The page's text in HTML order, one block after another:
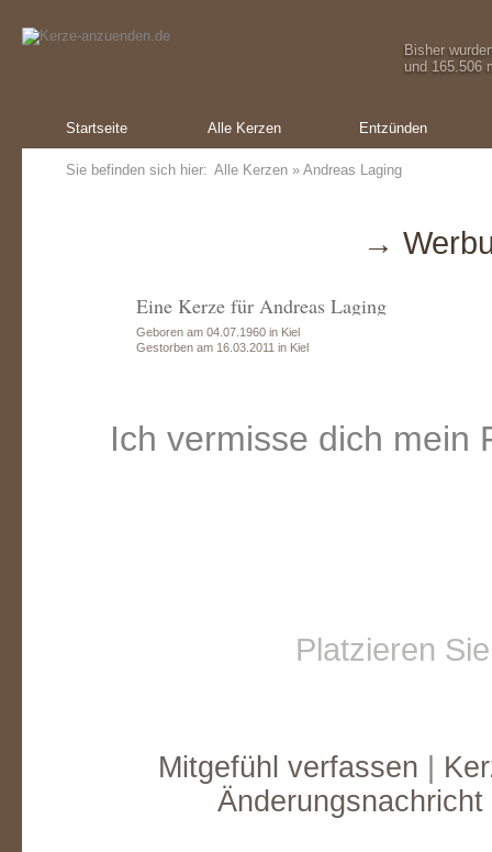
Bisher
und 165.506
Startseite Alle Kerzen Entzünden
Sie befinden sich hier: Alle Kerzen » Andreas Laging
→
Eine Kerze für Andreas Laging
Geboren am 04.07.1960 in Kiel
Gestorben am 16.03.2011 in Kiel
Ich vermisse dich mein
Platzieren
Mitgefühl verfassen